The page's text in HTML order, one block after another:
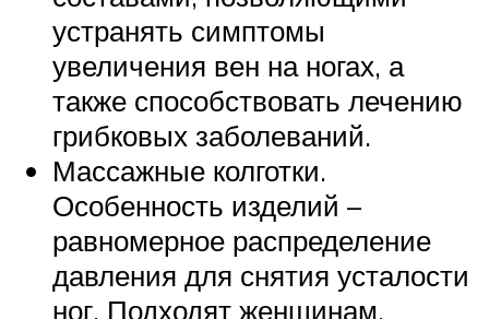
устранять симптомы
увеличения вен на ногах, а
также способствовать лечению
грибковых заболеваний.
Массажные колготки.
Особенность изделий –
равномерное распределение
давления для снятия усталости
ног. Подходят женщинам,